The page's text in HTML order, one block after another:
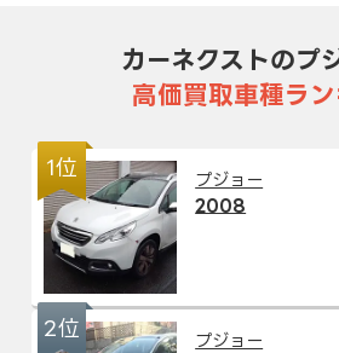
カーネクストのプ
高価買取車種ラ
1位
プジョー
2008
2位
プジョー